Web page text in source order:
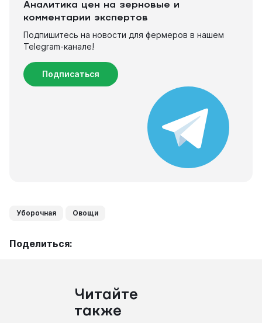
Аналитика цен на зерновые и
комментарии экспертов
Подпишитесь на новости для фермеров в нашем
Telegram-канале!
Подписаться
Уборочная Овощи
Поделиться:
Читайте
также